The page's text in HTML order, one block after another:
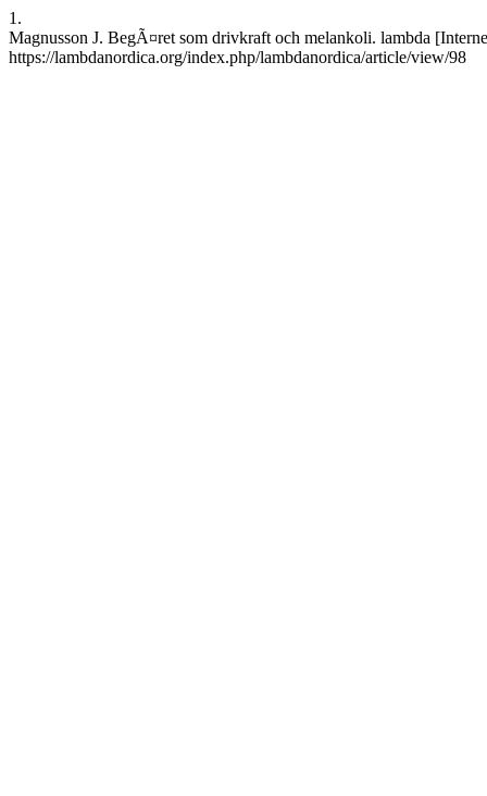
1.
Magnusson J. BegÃ¤ret som drivkraft och melankoli. lambda
https://lambdanordica.org/index.php/lambdanordica/article/view/98